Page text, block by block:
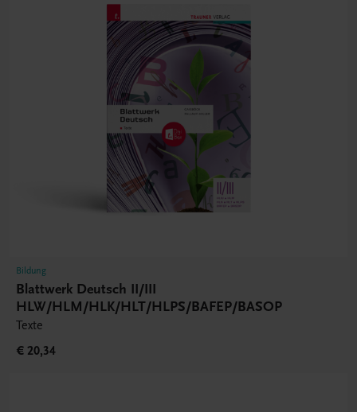
Bildung
Blattwerk Deutsch II/III
HLW/HLM/HLK/HLT/HLPS/BAFEP/BASOP
Texte
€ 20,34